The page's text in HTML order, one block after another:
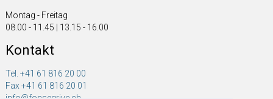
Montag - Freitag
08.00 - 11.45 | 13.15 - 16.00
Kontakt
Tel. +41 61 816 20 00
Fax +41 61 816 20 01